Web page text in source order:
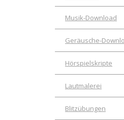
Musik-Download
Geräusche-
Hörspielskripte
Lautmalerei
Blitzübungen